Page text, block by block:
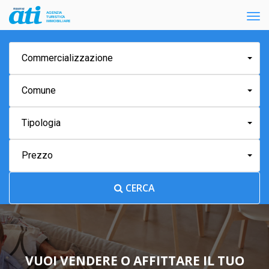
Commercializzazione
Comune
Tipologia
Prezzo
CERCA
VUOI VENDERE O AFFITTARE IL TUO